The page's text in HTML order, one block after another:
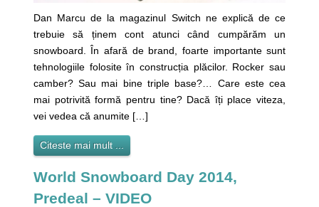
Dan Marcu de la magazinul Switch ne explică de ce
trebuie să ținem cont atunci când cumpărăm un
snowboard. În afară de brand, foarte importante sunt
tehnologiile folosite în construcția plăcilor. Rocker sau
camber? Sau mai bine triple base?… Care este cea
mai potrivită formă pentru tine? Dacă îți place viteza,
vei vedea că anumite […]
Citeste mai mult ...
World Snowboard Day 2014,
Predeal – VIDEO